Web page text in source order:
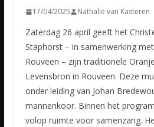
17/04/2025 Nathalie van Kasteren
Zaterdag 26 april geeft het
Staphorst – in samenwerking
Rouveen – zijn traditionele
Levensbron in Rouveen. Deze
onder leiding van Johan
mannenkoor. Binnen het
volop ruimte voor samenzang.